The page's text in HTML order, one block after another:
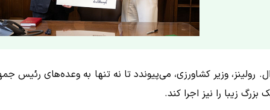
رولینز، وزیر کشاورزی، می‌پیوندد تا نه تنها به وعده‌های رئیس
زیبا را نیز اجرا کند.